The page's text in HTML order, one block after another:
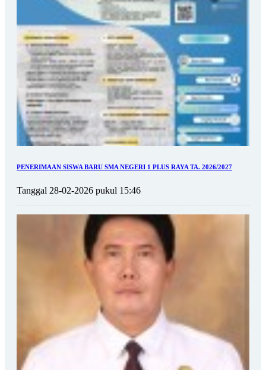
PENERIMAAN SISWA BARU SMA NEGERI 1 PLUS RAYA TA. 2026/2027
Tanggal 28-02-2026 pukul 15:46